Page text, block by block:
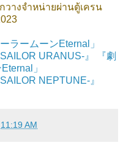
วางจำหน่ายผ่านตู้เครน
ラームーンEternal」
URANUS-』 『劇
」
NEPTUNE-』
11:19 AM